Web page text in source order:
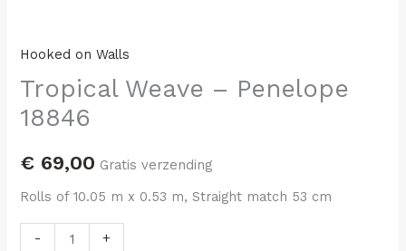
Hooked on Walls
Tropical Weave – Penelope
18846
€ 69,00 Gratis verzending
Rolls of 10.05 m x 0.53 m, Straight match 53 cm
- +